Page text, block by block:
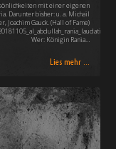
mit einer eigenen
Darunter bisher: u. a. Michail
Joachim Gauck. (Hall of Fame)
Wer: Königin Rania…
Lies mehr ...